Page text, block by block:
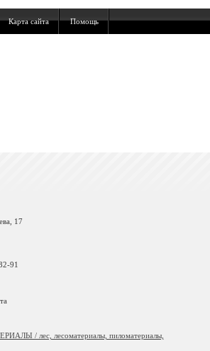
Карта сайта Помощь
17
91
/ лес, лесоматериалы, пиломатериалы,